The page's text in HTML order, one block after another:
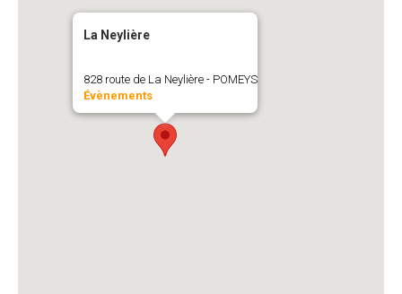
La Neylière
828 route de La Neylière - POMEYS
Évènements